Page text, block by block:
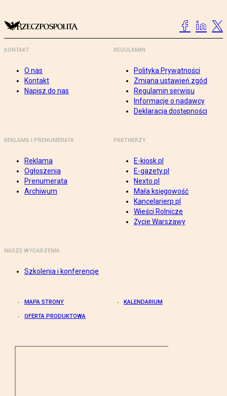
KONTAKT
O nas
Kontakt
Napisz do nas
REGULAMIN
Polityka Prywatności
Zmiana ustawień zgód
Regulamin serwisu
Informacje o nadawcy
Deklaracja dostępności
REKLAMA I PRENUMERATA
Reklama
Ogłoszenia
Prenumerata
Archiwum
PARTNERZY
E-kiosk.pl
E-gazety.pl
Nexto.pl
Mała księgowość
Kancelarierp.pl
Wieści Rolnicze
Życie Warszawy
NASZE WYDARZENIA
Szkolenia i konferencje
MAPA STRONY KALENDARIUM
OFERTA PRODUKTOWA